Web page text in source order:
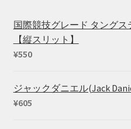
国際競技グレード タング
【縦スリット】
¥550
ジャックダニエル(Jack
¥605